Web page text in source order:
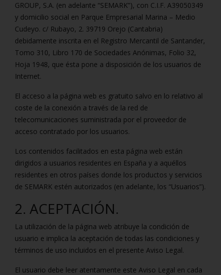
GROUP, S.A. (en adelante “SEMARK”), con C.I.F. A39050349
y domicilio social en Parque Empresarial Marina – Medio
Cudeyo. c/ Rubayo, 2. 39719 Orejo (Cantabria)
debidamente inscrita en el Registro Mercantil de Santander,
Tomo 310, Libro 170 de Sociedades Anónimas, Folio 32,
Hoja 1948, que ésta pone a disposición de los usuarios de
Internet.
El acceso a la página web es gratuito salvo en lo relativo al
coste de la conexión a través de la red de
telecomunicaciones suministrada por el proveedor de
acceso contratado por los usuarios.
Los contenidos facilitados en esta página web están
dirigidos a usuarios residentes en España y a aquéllos
residentes en otros países donde los productos y servicios
de SEMARK estén autorizados (en adelante, los “Usuarios”).
2. ACEPTACIÓN.
La utilización de la página web atribuye la condición de
usuario e implica la aceptación de todas las condiciones y
términos de uso incluidos en el presente Aviso Legal.
El usuario debe leer atentamente este Aviso Legal en cada